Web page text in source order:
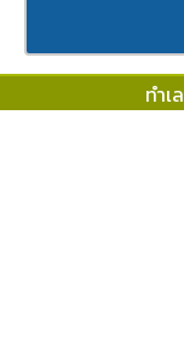
ทำเ